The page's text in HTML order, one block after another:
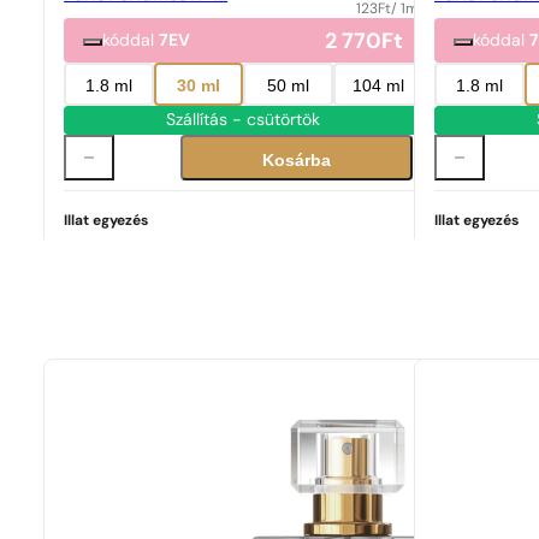
123Ft/ 1ml
kóddal7EV 2 770 Ft
1.8 ml 30 ml 50 ml 104 ml
Szállítás - csütörtök
Kosárba
Illat egyezés
kóddal
1.8 ml
Illat egyezés